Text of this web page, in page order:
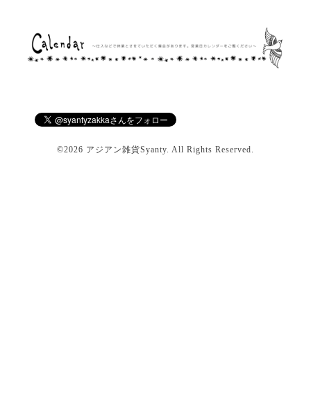
©2026 アジアン雑貨Syanty. All Rights Reserved.